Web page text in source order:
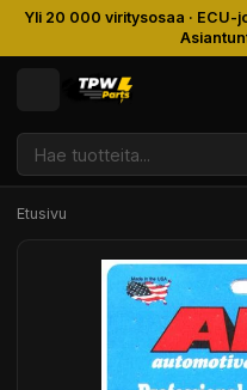
Yli 20 000 viritysosaa · ECU-
Etusivu